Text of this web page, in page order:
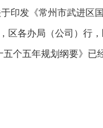
印发《常州市武进区
区各办局（公司）行，
个五年规划纲要》已